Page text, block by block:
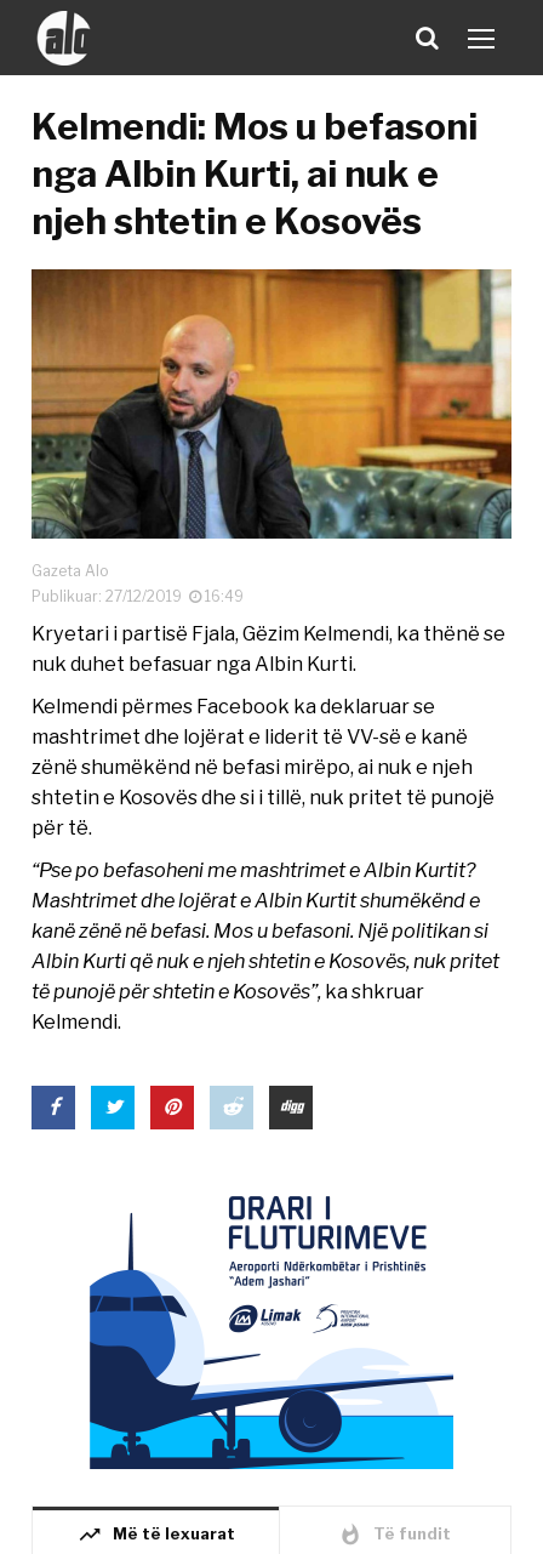
Kelmendi: Mos u befasoni
nga Albin Kurti, ai nuk e
njeh shtetin e Kosovës
Gazeta Alo
Publikuar: 27/12/2019
16:49
Kryetari i partisë Fjala, Gëzim Kelmendi, ka thënë se
nuk duhet befasuar nga Albin Kurti.
Kelmendi përmes Facebook ka deklaruar se
mashtrimet dhe lojërat e liderit të VV-së e kanë
zënë shumëkënd në befasi mirëpo, ai nuk e njeh
shtetin e Kosovës dhe si i tillë, nuk pritet të punojë
për të.
“Pse po befasoheni me mashtrimet e Albin Kurtit?
Mashtrimet dhe lojërat e Albin Kurtit shumëkënd e
kanë zënë në befasi. Mos u befasoni. Një politikan si
Albin Kurti që nuk e njeh shtetin e Kosovës, nuk pritet
të punojë për shtetin e Kosovës”, ka shkruar
Kelmendi.
trending_up Më të lexuarat whatshot Të fundit